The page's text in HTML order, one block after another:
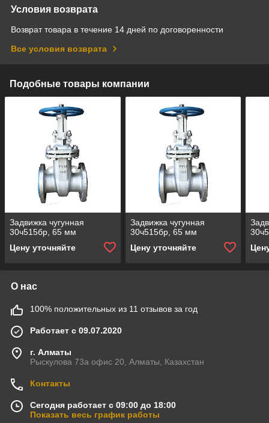
Условия возврата
Возврат товара в течение 14 дней по договоренности
Все условия возврата
Подобные товары компании
Задвижка чугунная
30ч515бр, 65 мм
Цену уточняйте
Задвижка чугунная
30ч515бр, 65 мм
Цену уточняйте
О нас
100% положительных из 11 отзывов за год
Работает с 09.07.2020
г. Алматы
Рыскулова 73а офис 20, Алматы, Казахстан
Контакты
Сегодня работает с 09:00 до 18:00
Показать весь график работы